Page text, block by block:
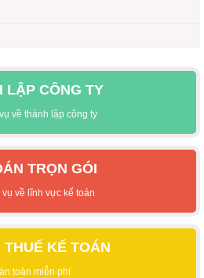
LẬP CÔNG TY
về thành lập công ty
TRỌN GÓI
về lĩnh vực kế toán
KẾ TOÁN
toàn miễn phí